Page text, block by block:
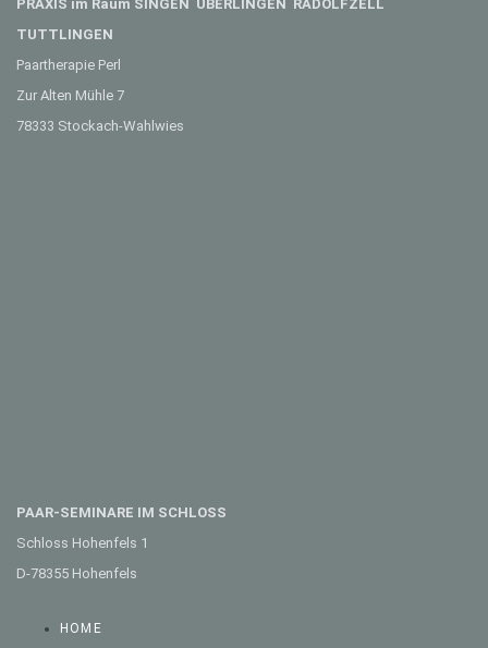
PRAXIS im Raum SINGEN ÜBERLINGEN RADOLFZELL
TUTTLINGEN
Paartherapie Perl
Zur Alten Mühle 7
78333 Stockach-Wahlwies
PAAR-SEMINARE IM SCHLOSS
Schloss Hohenfels 1
D-78355 Hohenfels
HOME